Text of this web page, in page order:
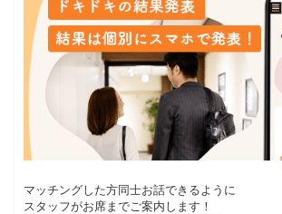
マッチングした方同士お話できるように
スタッフがお席までご案内します！